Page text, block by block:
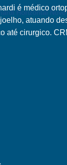
Horizontal Novo
é médico
atuando
até cirurgico.